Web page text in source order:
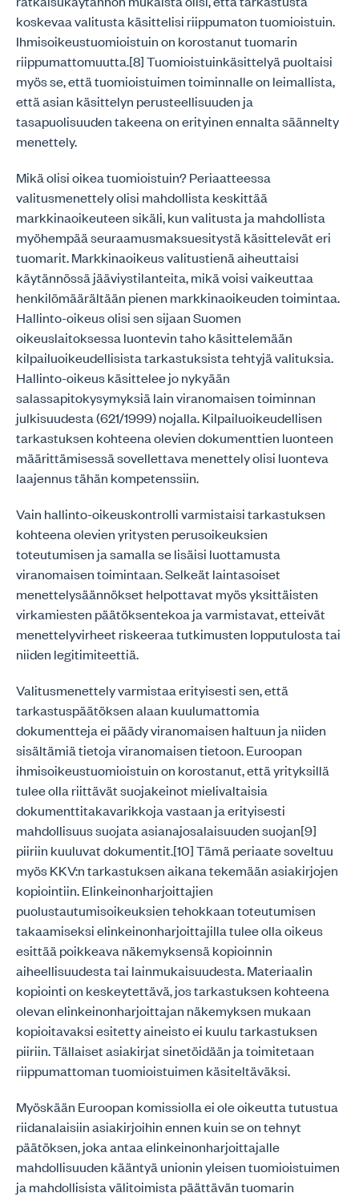
koskevaa valitusta käsittelisi riippumaton tuomioistuin.
Ihmisoikeustuomioistuin on korostanut tuomarin
riippumattomuutta.[8] Tuomioistuinkäsittelyä puoltaisi
myös se, että tuomioistuimen toiminnalle on leimallista,
että asian käsittelyn perusteellisuuden ja
tasapuolisuuden takeena on erityinen ennalta säännelty
menettely.
Mikä olisi oikea tuomioistuin? Periaatteessa
valitusmenettely olisi mahdollista keskittää
markkinaoikeuteen sikäli, kun valitusta ja mahdollista
myöhempää seuraamusmaksuesitystä käsittelevät eri
tuomarit. Markkinaoikeus valitustienä aiheuttaisi
käytännössä jääviystilanteita, mikä voisi vaikeuttaa
henkilömäärältään pienen markkinaoikeuden toimintaa.
Hallinto-oikeus olisi sen sijaan Suomen
oikeuslaitoksessa luontevin taho käsittelemään
kilpailuoikeudellisista tarkastuksista tehtyjä valituksia.
Hallinto-oikeus käsittelee jo nykyään
salassapitokysymyksiä lain viranomaisen toiminnan
julkisuudesta (621/1999) nojalla. Kilpailuoikeudellisen
tarkastuksen kohteena olevien dokumenttien luonteen
määrittämisessä sovellettava menettely olisi luonteva
laajennus tähän kompetenssiin.
Vain hallinto-oikeuskontrolli varmistaisi tarkastuksen
kohteena olevien yritysten perusoikeuksien
toteutumisen ja samalla se lisäisi luottamusta
viranomaisen toimintaan. Selkeät laintasoiset
menettelysäännökset helpottavat myös yksittäisten
virkamiesten päätöksentekoa ja varmistavat, etteivät
menettelyvirheet riskeeraa tutkimusten lopputulosta tai
niiden legitimiteettiä.
Valitusmenettely varmistaa erityisesti sen, että
tarkastuspäätöksen alaan kuulumattomia
dokumentteja ei päädy viranomaisen haltuun ja niiden
sisältämiä tietoja viranomaisen tietoon. Euroopan
ihmisoikeustuomioistuin on korostanut, että yrityksillä
tulee olla riittävät suojakeinot mielivaltaisia
dokumenttitakavarikkoja vastaan ja erityisesti
mahdollisuus suojata asianajosalaisuuden suojan[9]
piiriin kuuluvat dokumentit.[10] Tämä periaate soveltuu
myös KKV:n tarkastuksen aikana tekemään asiakirjojen
kopiointiin. Elinkeinonharjoittajien
puolustautumisoikeuksien tehokkaan toteutumisen
takaamiseksi elinkeinonharjoittajilla tulee olla oikeus
esittää poikkeava näkemyksensä kopioinnin
aiheellisuudesta tai lainmukaisuudesta. Materiaalin
kopiointi on keskeytettävä, jos tarkastuksen kohteena
olevan elinkeinonharjoittajan näkemyksen mukaan
kopioitavaksi esitetty aineisto ei kuulu tarkastuksen
piiriin. Tällaiset asiakirjat sinetöidään ja toimitetaan
riippumattoman tuomioistuimen käsiteltäväksi.
Myöskään Euroopan komissiolla ei ole oikeutta tutustua
riidanalaisiin asiakirjoihin ennen kuin se on tehnyt
päätöksen, joka antaa elinkeinonharjoittajalle
mahdollisuuden kääntyä unionin yleisen tuomioistuimen
ja mahdollisista välitoimista päättävän tuomarin